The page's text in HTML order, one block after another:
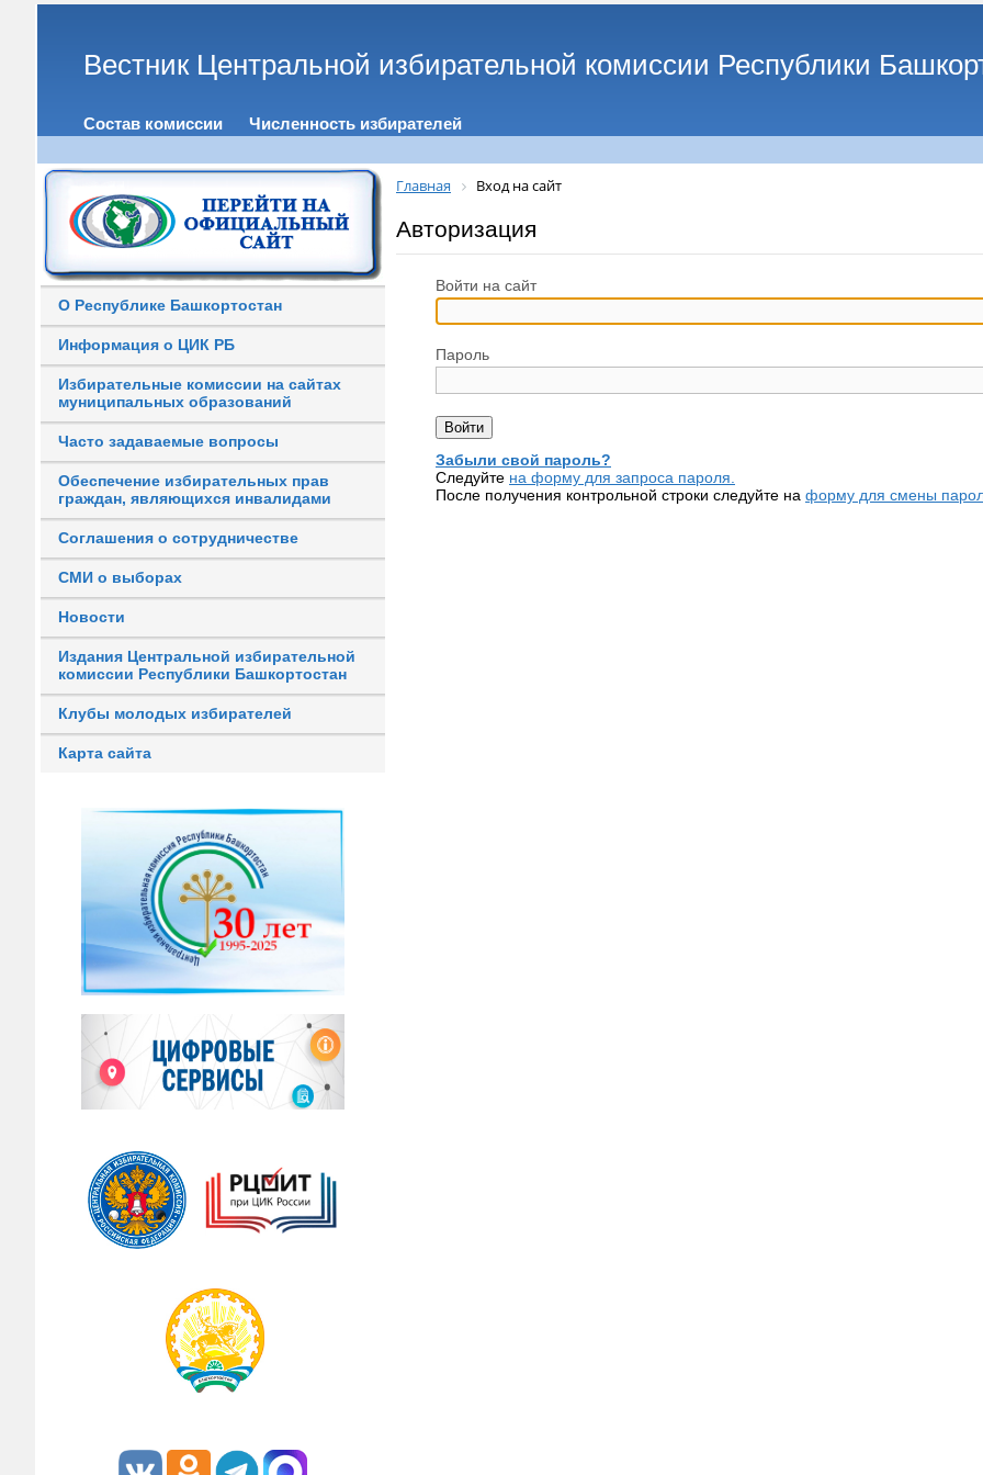
Вестник Центральной избирательной комиссии Республики
Состав комиссии Численность избирателей
О Республике Башкортостан
Информация о ЦИК РБ
Избирательные комиссии на сайтах
муниципальных образований
Часто задаваемые вопросы
Обеспечение избирательных прав
граждан, являющихся инвалидами
Соглашения о сотрудничестве
СМИ о выборах
Новости
Издания Центральной избирательной
комиссии Республики Башкортостан
Клубы молодых избирателей
Карта сайта
Главная Вход на сайт
Авторизация
Войти на сайт
Пароль
Забыли свой пароль?
Следуйте на форму для запроса пароля.
После получения контрольной строки следуйте на форму для смены